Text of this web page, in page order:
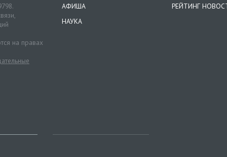
на правах
АФИША
НАУКА
РЕЙТИНГ